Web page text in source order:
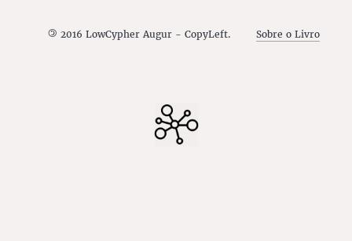
© 2016 LowCypher Augur - CopyLeft. Sobre o Livro